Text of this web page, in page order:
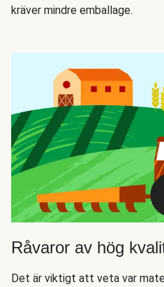
kräver mindre emballage.
Råvaror av hög
Det är viktigt att veta var